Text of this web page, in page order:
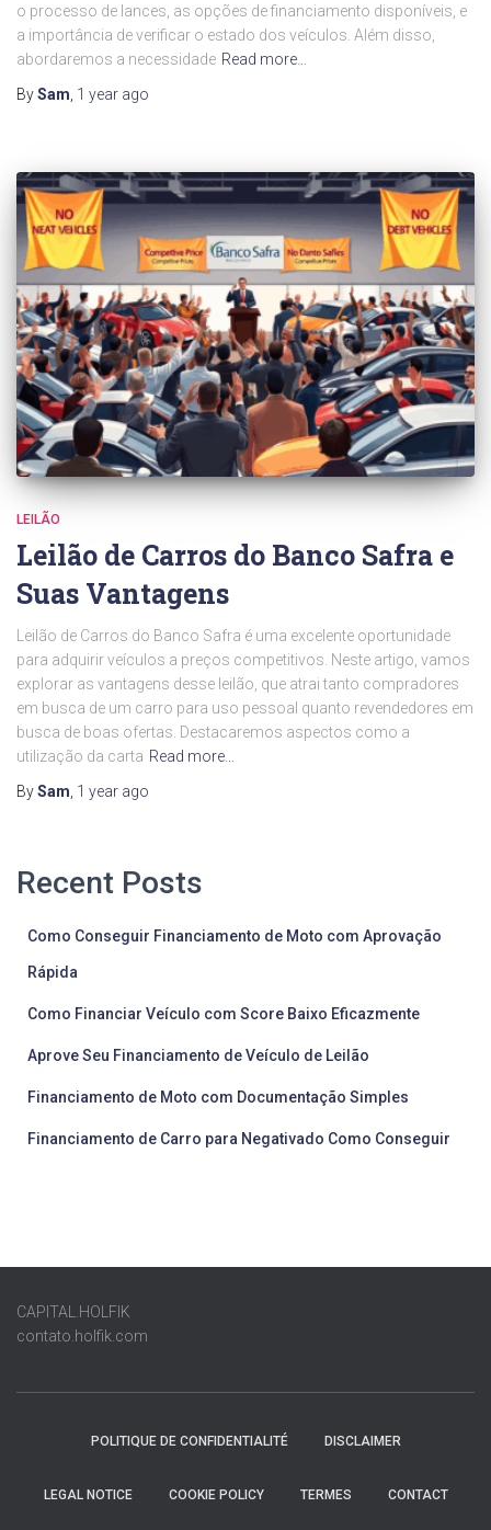
o processo de lances, as opções de financiamento disponíveis, e
a importância de verificar o estado dos veículos. Além disso,
abordaremos a necessidade Read more…
BySam 1 year ago
LEILÃO
Leilão de Carros do Banco Safra e
Suas Vantagens
Leilão de Carros do Banco Safra é uma excelente oportunidade
para adquirir veículos a preços competitivos. Neste artigo, vamos
explorar as vantagens desse leilão, que atrai tanto compradores
em busca de um carro para uso pessoal quanto revendedores em
busca de boas ofertas. Destacaremos aspectos como a
utilização da carta Read more…
BySam, 1 year ago
Recent Posts
Como Conseguir Financiamento de Moto com Aprovação
Rápida
Como Financiar Veículo com Score Baixo Eficazmente
Aprove Seu Financiamento de Veículo de Leilão
Financiamento de Moto com Documentação Simples
Financiamento de Carro para Negativado Como Conseguir
CAPITAL.HOLFIK
contato.holfik.com
POLITIQUE DE CONFIDENTIALITÉ DISCLAIMER
LEGAL NOTICE COOKIE POLICY TERMES CONTACT